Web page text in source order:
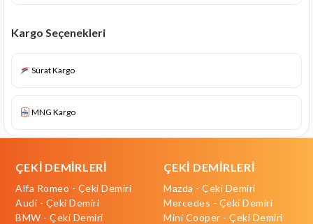
Kargo Seçenekleri
Sürat Kargo
MNG Kargo
ÇEKİ DEMİRLERİ
Alfa Romeo - Çeki Demiri
Audi - Çeki Demiri
BMW - Çeki Demiri
ÇEKİ DEMİRLERİ
Mazda - Çeki Demiri
Mercedes - Çeki Demiri
Mini Cooper - Çeki Demiri